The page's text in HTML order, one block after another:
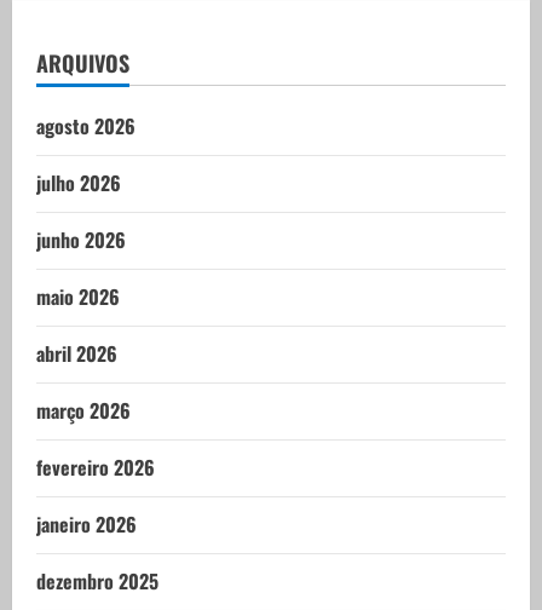
ARQUIVOS
agosto 2026
julho 2026
junho 2026
maio 2026
abril 2026
março 2026
fevereiro 2026
janeiro 2026
dezembro 2025